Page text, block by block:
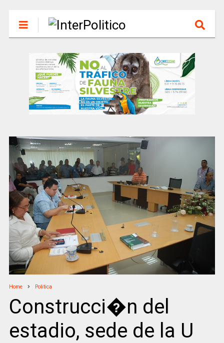
Home Politica
Construcci�n del
estadio, sede de la U